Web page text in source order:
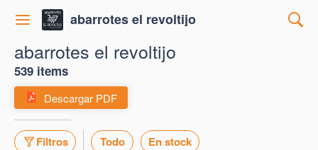
abarrotes el revoltijo
abarrotes el revoltijo
539 items
Descargar PDF
Filtros Todo En stock